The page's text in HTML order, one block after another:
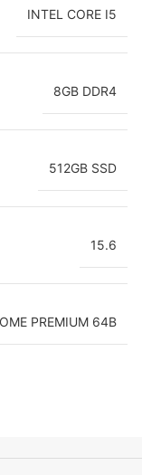
INTEL CORE I5
8GB DDR4
512GB SSD
15.6
PREMIUM 64B